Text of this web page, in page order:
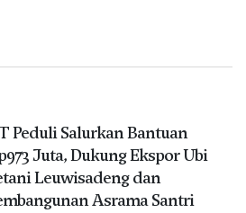
Peduli Salurkan Bantuan
Juta, Dukung Ekspor Ubi
Leuwisadeng dan
Asrama Santri